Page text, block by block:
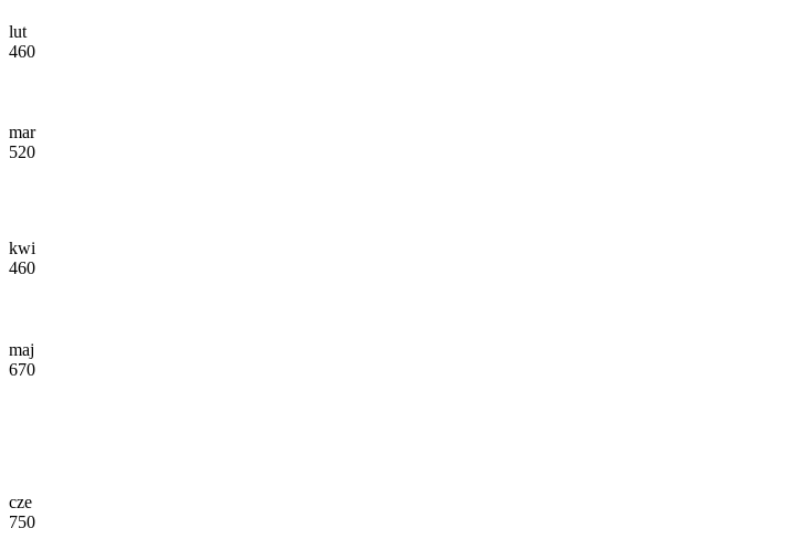
lut
460
mar
520
kwi
460
maj
670
cze
750